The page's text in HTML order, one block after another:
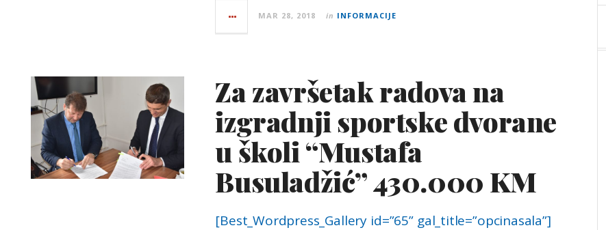
MAR 28, 2018 in INFORMACIJE
Za završetak radova na
izgradnji sportske dvorane
u školi “Mustafa
Busuladžić” 430.000 KM
[Best_Wordpress_Gallery id=”65” gal_title=”opcinasala”]